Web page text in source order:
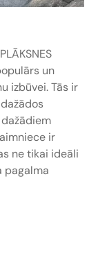
un
izbūvei. Tās ir
ir
ne tikai ideāli
pagalma